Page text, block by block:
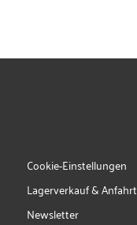
Cookie-Einstellungen
Lagerverkauf & Anfahrt
Newsletter